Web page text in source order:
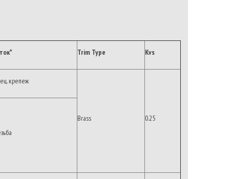
Trim Type Kvs
крепеж
Brass 0.25